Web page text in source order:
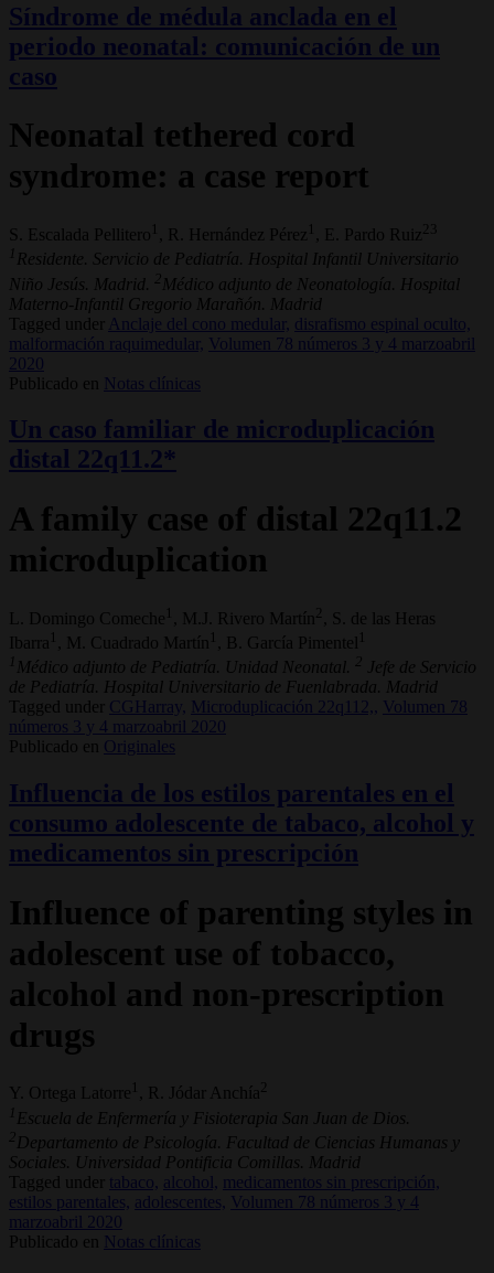
Síndrome de médula anclada en el
periodo neonatal: comunicación de un
caso
Neonatal tethered cord
syndrome: a case report
S. Escalada Pellitero 1 , R. Hernández Pérez 1 , E. Pardo Ruiz 23
1 Residente. Servicio de Pediatría. Hospital Infantil Universitario
Niño Jesús. Madrid.
2 Médico adjunto de Neonatología. Hospital
Materno-Infantil Gregorio Marañón. Madrid
Tagged under
Anclaje del cono medular,
disrafismo espinal oculto,
malformación raquimedular,
Volumen 78 números 3 y 4 marzoabril
2020
Publicado en
Notas clínicas
Un caso familiar de microduplicación
distal 22q11.2*
A family case of distal 22q11.2
microduplication
L. Domingo Comeche 1 , M.J. Rivero Martín
, S. de las Heras
Ibarra 1 , M. Cuadrado Martín 1 , B. García Pimentel 1
1 Médico adjunto de Pediatría. Unidad Neonatal. 2 Jefe de Servicio
de Pediatría. Hospital Universitario de Fuenlabrada. Madrid
Tagged under
CGHarray, Microduplicación 22q112,,
Volumen 78
números 3 y 4 marzoabril 2020
Publicado en
Originales
Influencia de los estilos parentales en el
consumo adolescente de tabaco, alcohol y
medicamentos sin prescripción
Influence of parenting styles in
adolescent use of tobacco,
alcohol and non-prescription
drugs
Y. Ortega Latorre 1 , R. Jódar Anchía2
1 Escuela de Enfermería y Fisioterapia San Juan de Dios.
2 Departamento de Psicología. Facultad de Ciencias Humanas y
Sociales. Universidad Pontificia Comillas. Madrid
Tagged under
tabaco, alcohol,
medicamentos sin prescripción,
estilos parentales, adolescentes,
Volumen 78 números 3 y 4
marzoabril 2020
Publicado en
Notas clínicas